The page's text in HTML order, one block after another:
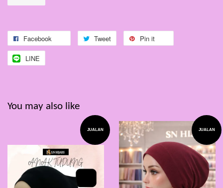
Facebook Tweet Pin it
LINE
You may also like
JUALAN JUALAN